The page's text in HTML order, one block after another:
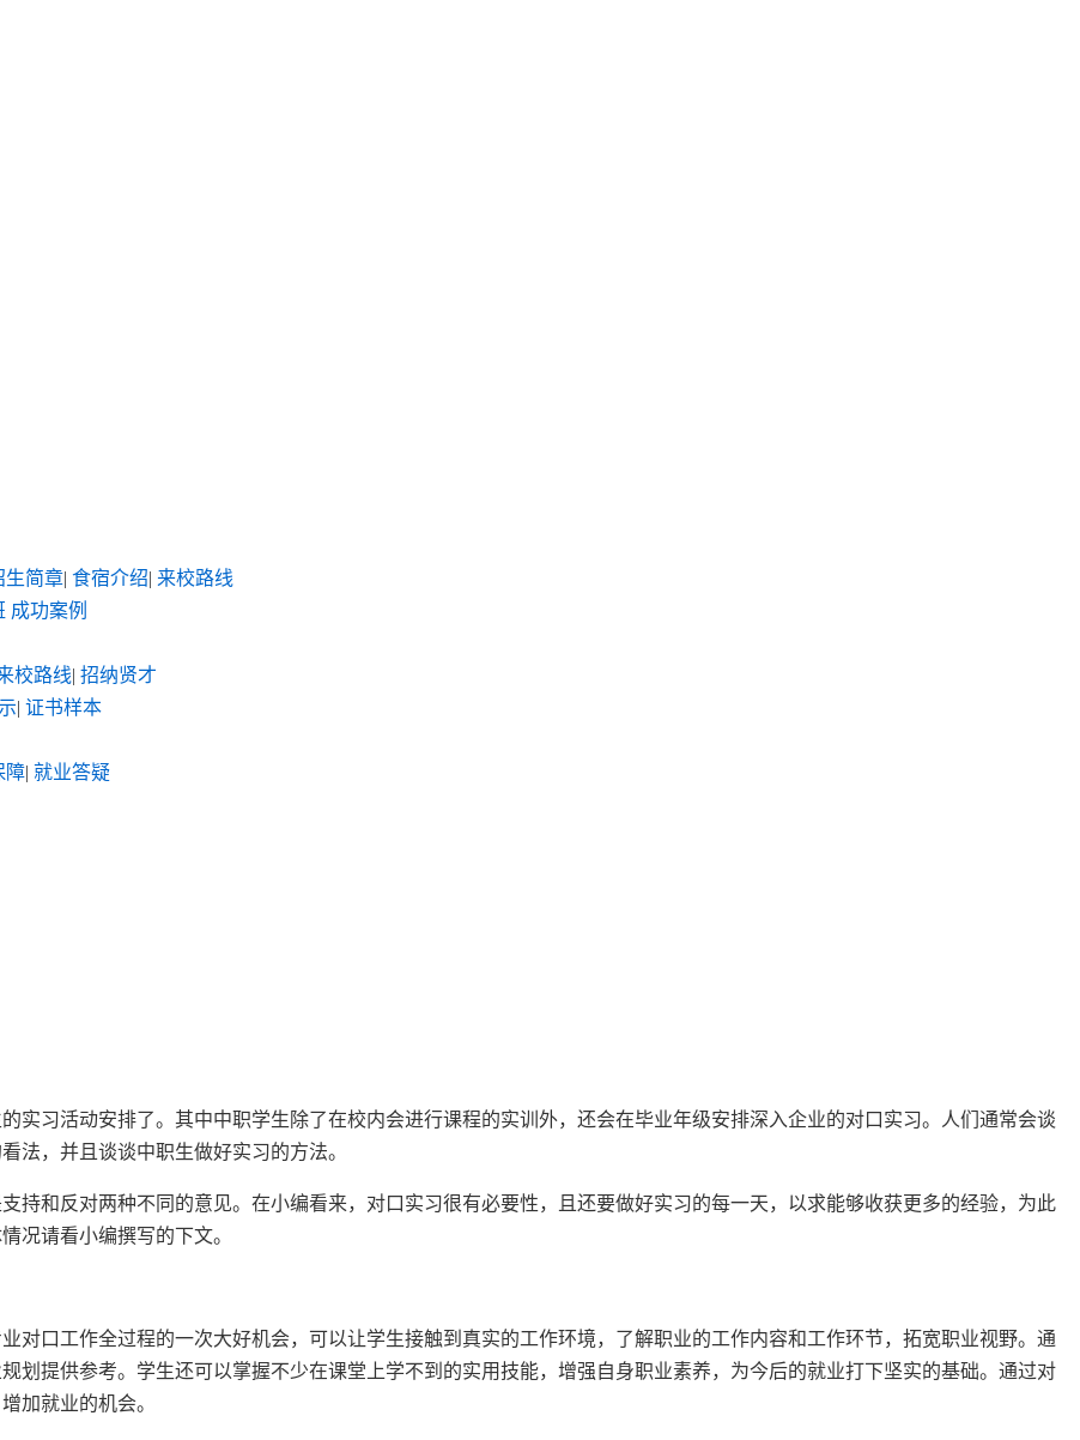
生简章| 食宿介绍| 来校路线
成功案例
校路线| 招纳贤才
| 证书样本
障| 就业答疑
实习活动安排了。其中中职学生除了在校内会进行课程的实训外，还会在毕业年级安排深入企业的对口实习。人们通常会谈
法，并且谈谈中职生做好实习的方法。
和反对两种不同的意见。在小编看来，对口实习很有必要性，且还要做好实习的每一天，以求能够收获更多的经验，为此
况请看小编撰写的下文。
口工作全过程的一次大好机会，可以让学生接触到真实的工作环境，了解职业的工作内容和工作环节，拓宽职业视野。通
划提供参考。学生还可以掌握不少在课堂上学不到的实用技能，增强自身职业素养，为今后的就业打下坚实的基础。通过对
加就业的机会。